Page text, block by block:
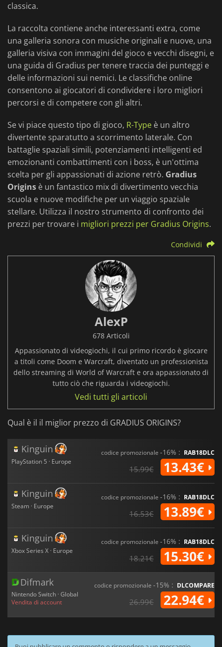
classica.
La raccolta contiene anche interessanti extra, come
una galleria sonora con musiche originali e nuove, una
galleria visiva con immagini del gioco e vecchi disegni, e
una guida di Gradius per tenere traccia dei punteggi e
delle informazioni sui nemici. Le classifiche online
consentono ai giocatori di condividere i loro migliori
percorsi e di competere con gli altri.
Se vi piace questo tipo di gioco, R-Type è un altro
divertente sparatutto a scorrimento laterale. Con
battaglie spaziali simili, potenziamenti intelligenti ed
emozionanti combattimenti con i boss, è un'ottima
scelta per gli appassionati di azione retrò. Gradius
Origins è un fantastico mix di divertimento vecchia
scuola e nuove modifiche per un viaggio spaziale
stellare. Utilizza il nostro strumento di confronto dei
prezzi per trovare i migliori prezzi per Gradius Origins.
Condividi
AlexP
678 Articoli
Appassionato di videogiochi, il cui primo ricordo è giocare
a titoli come Doom e Warcraft, diventato un professionista
dello streaming di World of Warcraft e ora appassionato di
tutto ciò che riguarda i videogiochi.
Vedi tutti gli articoli
Qual è il il miglior prezzo di GRADIUS ORIGINS?
Kinguin
PlayStation 5 · Europe
codice promozionale -16% : RAB18DLC
15.99€ 13.43€
Kinguin
Steam · Europe
codice promozionale -16% : RAB18DLC
16.53€ 13.89€
Kinguin
Xbox Series X · Europe
codice promozionale -16% : RAB18DLC
18.21€ 15.30€
Difmark
Nintendo Switch · Global
Vendita di account
codice promozionale -15% : DLCOMPARE
26.99€ 22.94€